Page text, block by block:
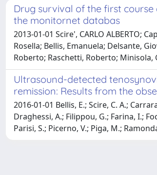
Drug survival of the first
the monitornet databas
2013-01-01 Scire', CARLO ALBERTO;
Rosella; Bellis, Emanuela; Delsante,
Roberto; Raschetti, Roberto;
Ultrasound-detected
remission: Results from the
2016-01-01 Bellis, E.; Scire, C. A.;
Draghessi, A.; Filippou, G.; Farina, I.;
Parisi, S.; Picerno, V.; Piga, M.;